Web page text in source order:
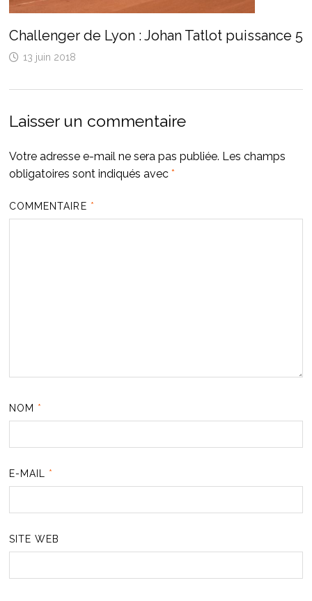
Challenger de Lyon : Johan Tatlot puissance 5
13 juin 2018
Laisser un commentaire
Votre adresse e-mail ne sera pas publiée. Les champs
obligatoires sont indiqués avec *
COMMENTAIRE *
NOM *
E-MAIL *
SITE WEB